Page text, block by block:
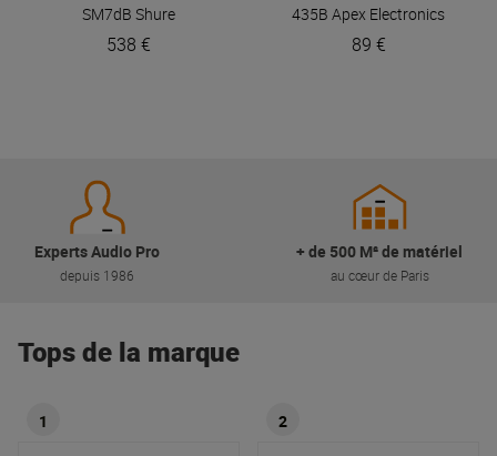
SM7dB Shure
538 €
435B Apex Electronics
89 €
Experts Audio Pro
depuis 1986
+ de 500 M² de matériel
au cœur de Paris
Tops de la marque
1 2